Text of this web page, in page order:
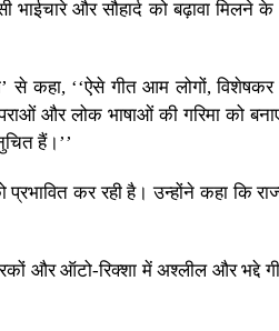
और सौहार्द को बढ़ावा मिलने
से कहा, ‘‘ऐसे गीत आम लोगों,
और लोक भाषाओं की गरिमा को
हैं।’’
कर रही है। उन्होंने कहा कि
और ऑटो-रिक्शा में अश्लील और भद्दे